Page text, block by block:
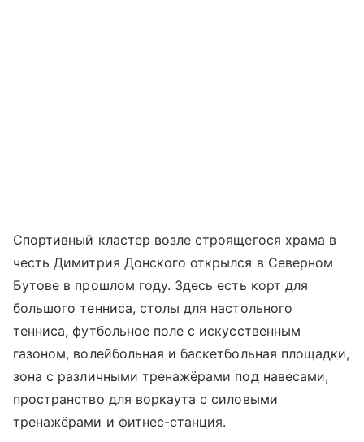
Спортивный кластер возле строящегося храма в
честь Димитрия Донского открылся в Северном
Бутове в прошлом году. Здесь есть корт для
большого тенниса, столы для настольного
тенниса, футбольное поле с искусственным
газоном, волейбольная и баскетбольная площадки,
зона с различными тренажёрами под навесами,
пространство для воркаута с силовыми
тренажёрами и фитнес-станция.